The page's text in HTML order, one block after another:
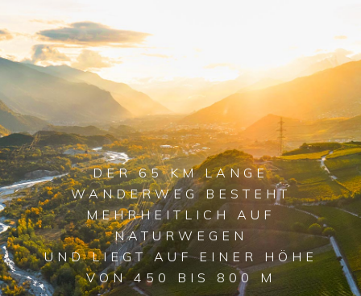
DER 65 KM LANGE
WANDERWEG BESTEHT
MEHRHEITLICH AUF
NATURWEGEN
UND LIEGT AUF EINER HÖHE
VON 450 BIS 800 M